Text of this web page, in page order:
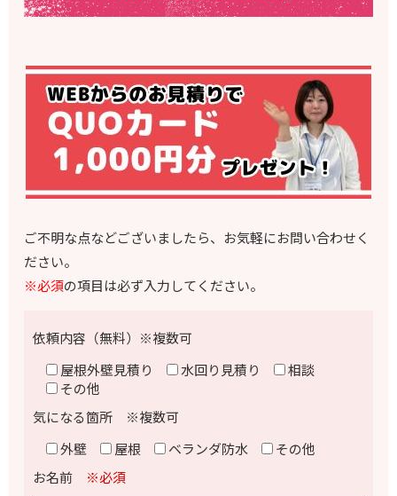
ご不明な点などございましたら、お気軽にお問い合わせく
ださい。
※必須の項目は必ず入力してください。
依頼内容（無料）※複数可
屋根外壁見積り
水回り見積り
相談
その他
気になる箇所 ※複数可
外壁
屋根 ベランダ防水
その他
お名前 ※必須